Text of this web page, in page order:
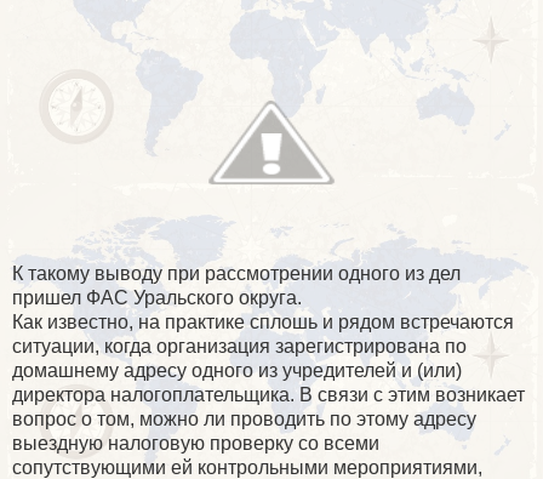
К такому выводу при рассмотрении одного из дел
пришел ФАС Уральского округа.
Как известно, на практике сплошь и рядом встречаются
ситуации, когда организация зарегистрирована по
домашнему адресу одного из учредителей и (или)
директора налогоплательщика. В связи с этим возникает
вопрос о том, можно ли проводить по этому адресу
выездную налоговую проверку со всеми
сопутствующими ей контрольными мероприятиями,